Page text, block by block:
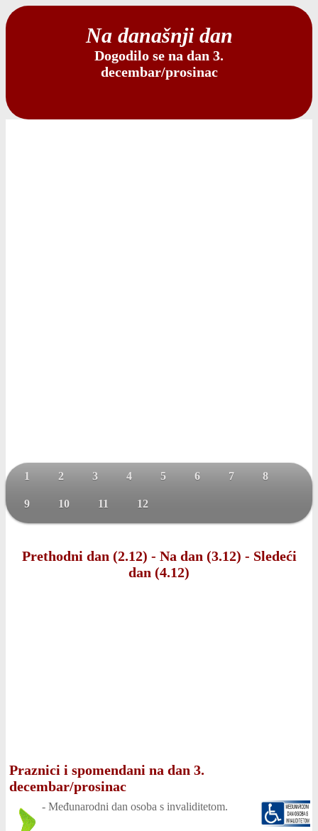
Na današnji dan
Dogodilo se na dan 3.
decembar/prosinac
1 2 3 4 5 6 7 8
9 10 11 12
Prethodni dan (2.12) - Na dan (3.12) - Sledeći
dan (4.12)
Praznici i spomendani na dan 3.
decembar/prosinac
- Međunarodni dan osoba s invaliditetom.